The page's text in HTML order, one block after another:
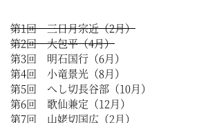
第1回 三日月宗近（2月）
第2回 大包平（4月）
第3回 明石国行（6月）
第4回 小竜景光（8月）
第5回 へし切長谷部（10月）
第6回 歌仙兼定（12月）
第7回 山姥切国広（2月）